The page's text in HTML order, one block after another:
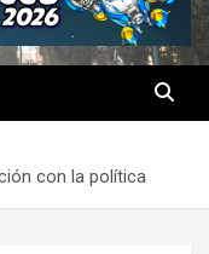
con la política